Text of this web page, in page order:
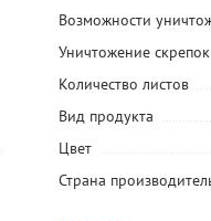
Мешки для
60см*50см,
8мкм, черные,
50,15 руб.
При заказе от 40
Короб
белый,
При
Возможности
Уничтожение скрепок
Количество листов
Вид продукта
Цвет
Страна